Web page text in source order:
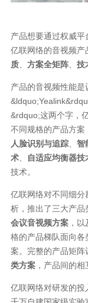
产品想要通过权威平
亿联网络的音视频
质
方案全矩阵 技
产品的音视频性能
&rdquo;这两个字，
不同规格的产品方
人脸识别与追踪
智
术
自适应均衡器技
技术。
亿联网络对不同细
析，推出了三大产品
会议音视频方案 ，以
格的产品梯队面向
案。完整的产品矩阵
类方案 ，产品间的
亿联网络对研发的